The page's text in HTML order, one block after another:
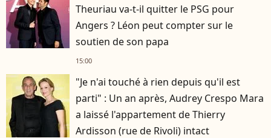
Theuriau va-t-il quitter le PSG pour
Angers ? Léon peut compter sur le
soutien de son papa
15:00
"Je n'ai touché à rien depuis qu'il est
parti" : Un an après, Audrey Crespo Mara
a laissé l'appartement de Thierry
Ardisson (rue de Rivoli) intact